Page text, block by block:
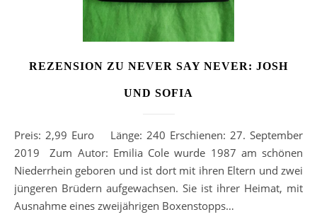
REZENSION ZU NEVER SAY NEVER: JOSH
UND SOFIA
Preis: 2,99 Euro Länge: 240 Erschienen: 27. September
2019 Zum Autor: Emilia Cole wurde 1987 am schönen
Niederrhein geboren und ist dort mit ihren Eltern und zwei
jüngeren Brüdern aufgewachsen. Sie ist ihrer Heimat, mit
Ausnahme eines zweijährigen Boxenstopps…